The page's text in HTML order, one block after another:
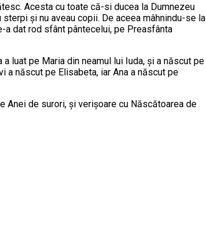
Acesta cu toate că-si ducea la Dumnezeu
şi nu aveau copii. De aceea mâhnindu-se la
a dat rod sfânt pântecelui, pe Preasfânta
luat pe Maria din neamul lui Iuda, şi a născut pe
a născut pe Elisabeta, iar Ana a născut pe
Anei de surori, şi verişoare cu Născătoarea de